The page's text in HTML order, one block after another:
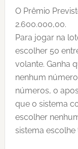
O Prêmio
2.600.000,00.
Para jogar na
escolher 50
volante. Ganha
nenhum
números, o
que o sistema
escolher
sistema